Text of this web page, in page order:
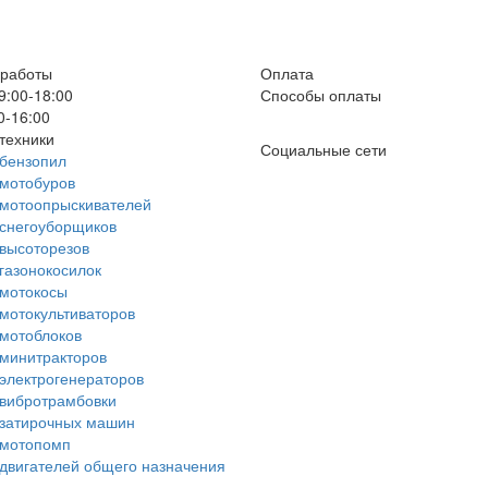
18:00
16:00
Оплата
Способы оплаты
машин
общего назначения
Социальные сети